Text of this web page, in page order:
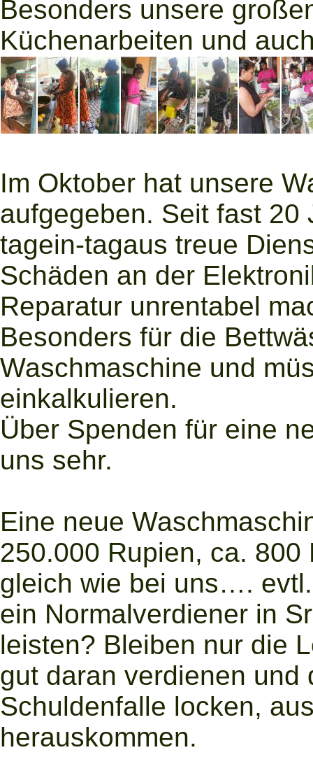
Besonders unsere
Küchenarbeiten und
Im Oktober hat unsere
aufgegeben. Seit fast 20
tagein-tagaus treue
Schäden an der
Reparatur unrentabel
Besonders für die
Waschmaschine und
einkalkulieren.
Über Spenden für eine
uns sehr.
Eine neue
250.000 Rupien, ca.
gleich wie bei uns….
ein Normalverdiener in
leisten? Bleiben nur die
gut daran verdienen und
Schuldenfalle locken,
herauskommen.